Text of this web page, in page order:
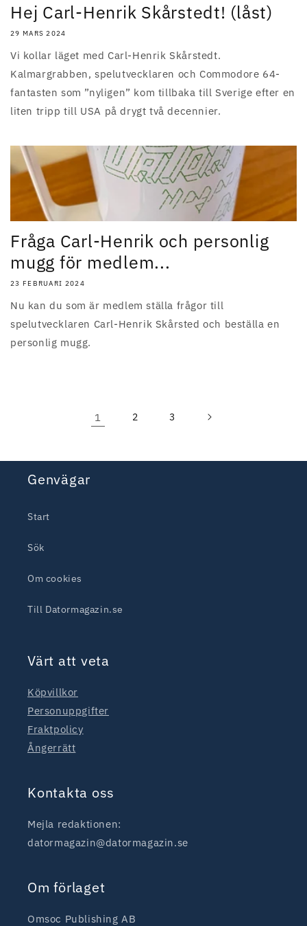
Hej Carl-Henrik Skårstedt! (låst)
29 MARS 2024
Vi kollar läget med Carl-Henrik Skårstedt.
Kalmargrabben, spelutvecklaren och Commodore 64-
fantasten som ”nyligen” kom tillbaka till Sverige efter en
liten tripp till USA på drygt två decennier.
Fråga Carl-Henrik och personlig
mugg för medlem...
23 FEBRUARI 2024
Nu kan du som är medlem ställa frågor till
spelutvecklaren Carl-Henrik Skårsted och beställa en
personlig mugg.
1 2 3
Genvägar
Start
Sök
Om cookies
Till Datormagazin.se
Värt att veta
Köpvillkor
Personuppgifter
Fraktpolicy
Ångerrätt
Kontakta oss
Mejla redaktionen:
datormagazin@datormagazin.se
Om förlaget
Omsoc Publishing AB